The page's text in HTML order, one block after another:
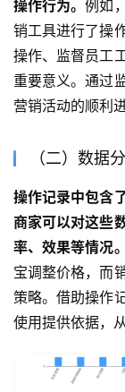
操作行为。例如
销工具进行了操
操作、监督员工
重要意义。通过
营销活动的顺利进
（二）数据
操作记录中包含
商家可以对这些
率、效果等情况。
宝调整价格，而
策略。借助操作
使用提供依据，